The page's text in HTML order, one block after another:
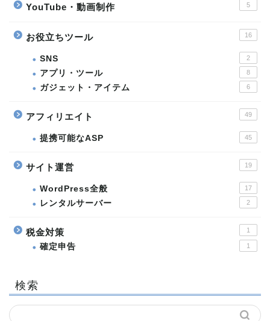
YouTube・動画制作 5
お役立ちツール 16
SNS 2
アプリ・ツール 8
ガジェット・アイテム 6
アフィリエイト 49
提携可能なASP 45
サイト運営 19
WordPress全般 17
レンタルサーバー 2
税金対策 1
確定申告 1
検索